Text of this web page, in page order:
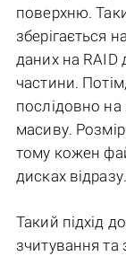
поверхню.
зберігається
даних на RAID
частини.
послідовно на
масиву.
тому кожен
дисках відразу.
Такий підхід
зчитування та